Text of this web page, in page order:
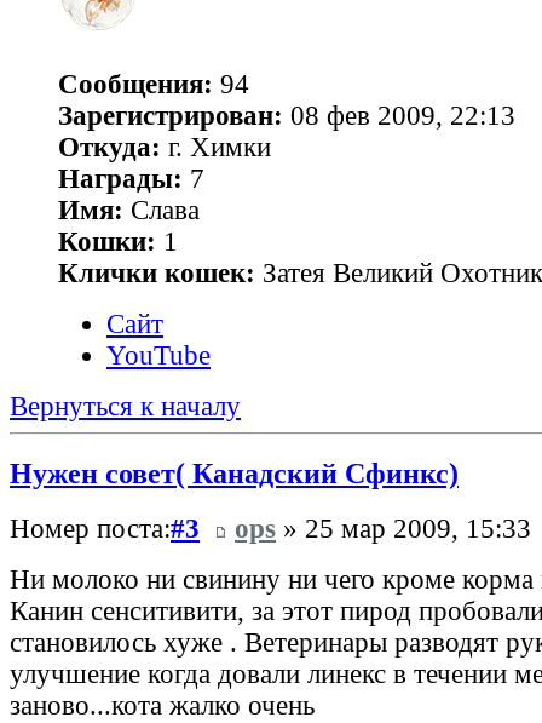
Сообщения: 94
Зарегистрирован: 08 фев 2009, 22:13
Откуда: г. Химки
Награды: 7
Имя: Слава
Кошки: 1
Клички кошек: Затея Великий
Сайт
YouTube
Вернуться к началу
Нужен совет( Канадский Сфинкс)
Номер поста:#3 ops » 25 мар 2009, 15:33
Ни молоко ни свинину ни чего кроме
Канин сенситивити, за этот пирод
становилось хуже . Ветеринары разводят
улучшение когда довали линекс в течении
заново...кота жалко очень